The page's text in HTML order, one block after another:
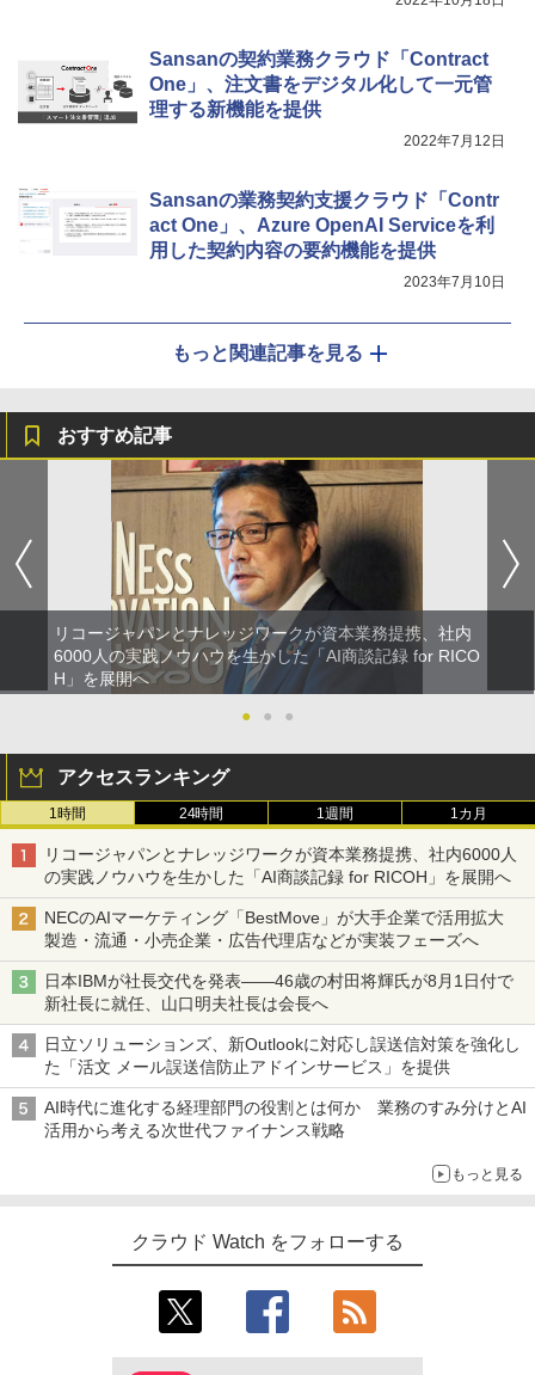
Sansanの契約業務クラウド「Contract
One」、注文書をデジタル化して一元管
理する新機能を提供
2022年7月12日
Sansanの業務契約支援クラウド「Contr
act One」、Azure OpenAI Serviceを利
用した契約内容の要約機能を提供
2023年7月10日
もっと関連記事を見る
おすすめ記事
リコージャパンとナレッジワークが資本業務提携、社内
6000人の実践ノウハウを生かした「AI商談記録 for RICO
H」を展開へ
●
● ●
アクセスランキング
1時間 24時間 1週間 1カ月
リコージャパンとナレッジワークが資本業務提携、社内6000人
の実践ノウハウを生かした「AI商談記録 for RICOH」を展開へ
NECのAIマーケティング「BestMove」が大手企業で活用拡大
製造・流通・小売企業・広告代理店などが実装フェーズへ
日本IBMが社長交代を発表――46歳の村田将輝氏が8月1日付で
新社長に就任、山口明夫社長は会長へ
日立ソリューションズ、新Outlookに対応し誤送信対策を強化し
た「活文 メール誤送信防止アドインサービス」を提供
AI時代に進化する経理部門の役割とは何か 業務のすみ分けとAI
活用から考える次世代ファイナンス戦略
もっと見る
クラウド Watch をフォローする